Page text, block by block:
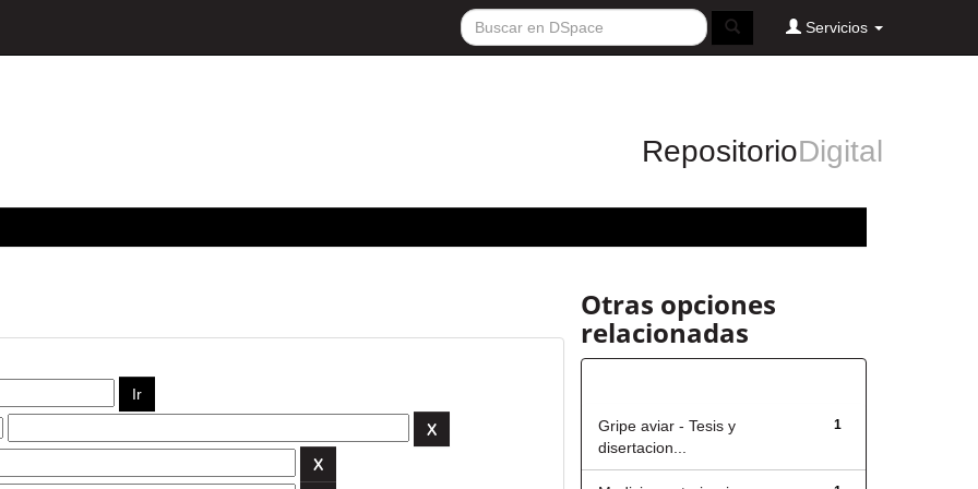
Servicios
RepositorioDigital
Otras opciones
relacionadas
1
Gripe aviar - Tesis y
disertacion...